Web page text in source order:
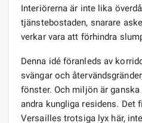
Interiörerna är inte lika
tjänstebostaden, snarare
verkar vara att förhindra
Denna idé föranleds av
svängar och
fönster. Och miljön är
andra kungliga residens. Det
Versailles trotsiga lyx här,